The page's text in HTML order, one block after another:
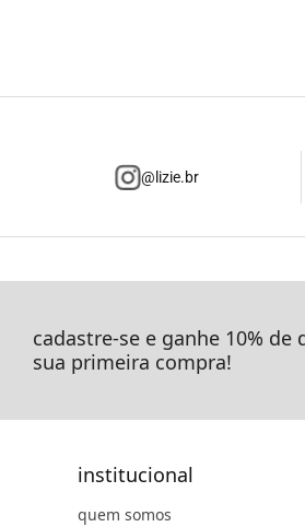
@lizie.br
cadastre-se e ganhe 10% de
sua primeira compra!
institucional
quem somos